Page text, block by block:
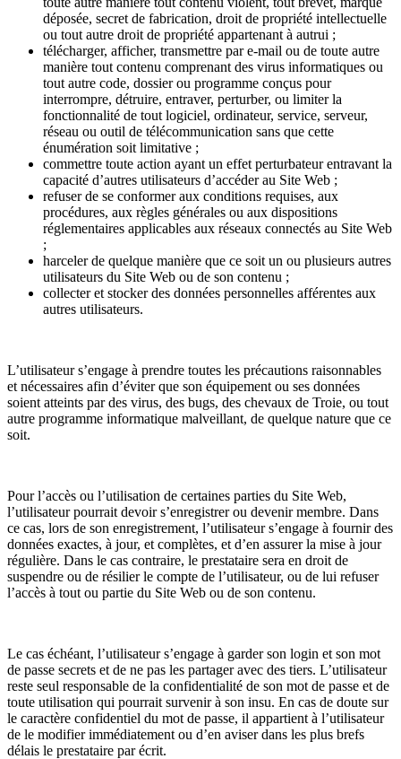
déposée, secret de fabrication, droit de propriété intellectuelle
ou tout autre droit de propriété appartenant à autrui ;
télécharger, afficher, transmettre par e-mail ou de toute autre
manière tout contenu comprenant des virus informatiques ou
tout autre code, dossier ou programme conçus pour
interrompre, détruire, entraver, perturber, ou limiter la
fonctionnalité de tout logiciel, ordinateur, service, serveur,
réseau ou outil de télécommunication sans que cette
énumération soit limitative ;
commettre toute action ayant un effet perturbateur entravant la
capacité d’autres utilisateurs d’accéder au Site Web ;
refuser de se conformer aux conditions requises, aux
procédures, aux règles générales ou aux dispositions
réglementaires applicables aux réseaux connectés au Site Web
;
harceler de quelque manière que ce soit un ou plusieurs autres
utilisateurs du Site Web ou de son contenu ;
collecter et stocker des données personnelles afférentes aux
autres utilisateurs.
L’utilisateur s’engage à prendre toutes les précautions raisonnables
et nécessaires afin d’éviter que son équipement ou ses données
soient atteints par des virus, des bugs, des chevaux de Troie, ou tout
autre programme informatique malveillant, de quelque nature que ce
soit.
Pour l’accès ou l’utilisation de certaines parties du Site Web,
l’utilisateur pourrait devoir s’enregistrer ou devenir membre. Dans
ce cas, lors de son enregistrement, l’utilisateur s’engage à fournir des
données exactes, à jour, et complètes, et d’en assurer la mise à jour
régulière. Dans le cas contraire, le prestataire sera en droit de
suspendre ou de résilier le compte de l’utilisateur, ou de lui refuser
l’accès à tout ou partie du Site Web ou de son contenu.
Le cas échéant, l’utilisateur s’engage à garder son login et son mot
de passe secrets et de ne pas les partager avec des tiers. L’utilisateur
reste seul responsable de la confidentialité de son mot de passe et de
toute utilisation qui pourrait survenir à son insu. En cas de doute sur
le caractère confidentiel du mot de passe, il appartient à l’utilisateur
de le modifier immédiatement ou d’en aviser dans les plus brefs
délais le prestataire par écrit.